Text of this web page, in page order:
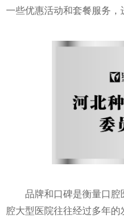
一些优惠活动和套餐服务，
品牌和口碑是衡量口腔
腔大型医院往往经过多年